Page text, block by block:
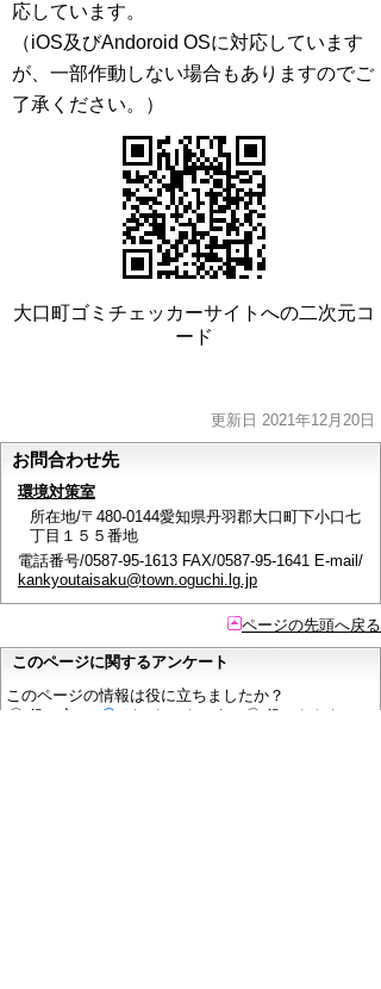
応しています。
（iOS及びAndoroid OSに対応しています
が、一部作動しない場合もありますのでご
了承ください。）
大口町ゴミチェッカーサイトへの二次元コ
ード
更新日 2021年12月20日
お問合わせ先
環境対策室
所在地/〒480-0144愛知県丹羽郡大口町下小口七
丁目１５５番地
電話番号/0587-95-1613 FAX/0587-95-1641 E-mail/
kankyoutaisaku@town.oguchi.lg.jp
ページの先頭へ戻る
このページに関するアンケート
このページの情報は役に立ちましたか？
役に立っ
どちらともいえ
役にたたなかっ